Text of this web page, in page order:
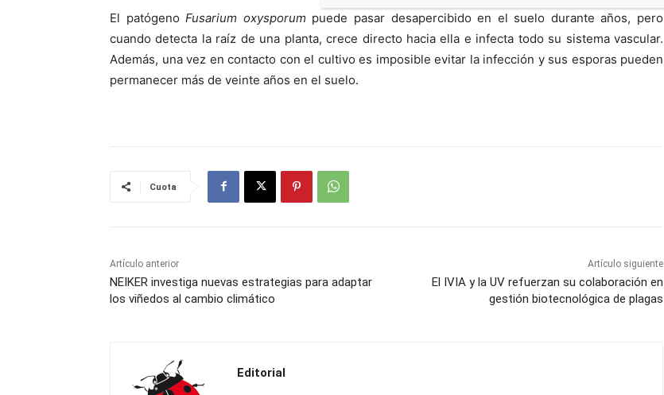
El patógenoFusarium oxysporumpuede pasar desapercibido en el suelo durante años, pero
cuando detecta la raíz de una planta, crece directo hacia ella e infecta todo su sistema vascular.
Además, una vez en contacto con el cultivo es imposible evitar la infección y sus esporas pueden
permanecer más de veinte años en el suelo.
Cuota
Artículo anterior
NEIKER investiga nuevas estrategias para adaptar
los viñedos al cambio climático
Artículo siguiente
El IVIA y la UV refuerzan su colaboración en
gestión biotecnológica de plagas
Editorial